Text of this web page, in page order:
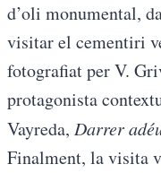
d’oli monumental,
visitar el cementiri
fotografiat per V.
protagonista
Vayreda, Darrer
Finalment, la visita